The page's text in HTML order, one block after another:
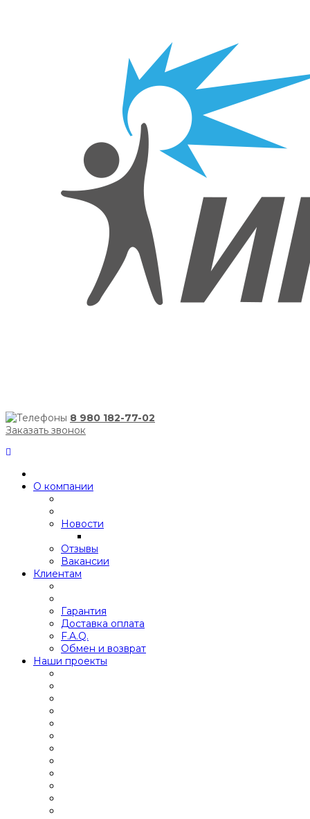
8 980 182-77-02
Заказать звонок
О компании
Новости
Отзывы
Вакансии
Клиентам
Гарантия
Доставка оплата
F.A.Q.
Обмен и возврат
Наши проекты